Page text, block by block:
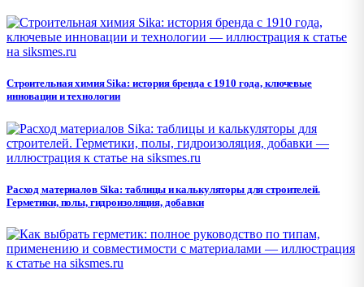
Строительная химия Sika: история бренда с 1910 года, ключевые
инновации и технологии
Расход материалов Sika: таблицы и калькуляторы для строителей.
Герметики, полы, гидроизоляция, добавки